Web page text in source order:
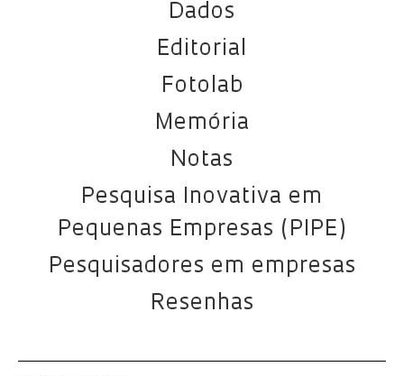
Dados
Editorial
Fotolab
Memória
Notas
Pesquisa Inovativa em
Pequenas Empresas (PIPE)
Pesquisadores em empresas
Resenhas